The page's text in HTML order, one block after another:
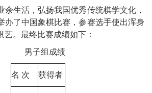
生活，弘扬我国优秀传统棋学文化，
办了中国象棋比赛，参赛选手使出浑身
。最终比赛成绩如下：
男子组成绩
名 次 获得者